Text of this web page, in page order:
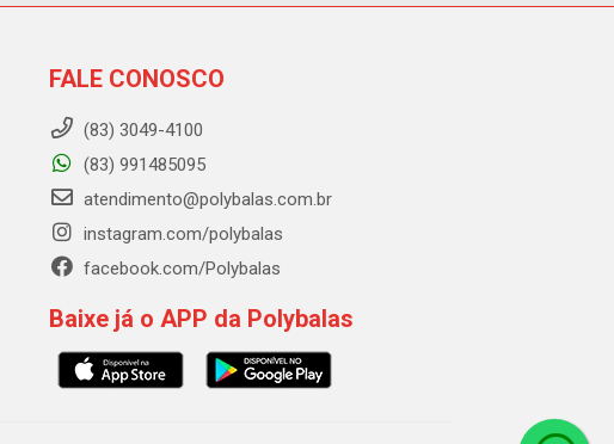
FALE CONOSCO
(83) 3049-4100
(83) 991485095
atendimento@polybalas.com.br
instagram.com/polybalas
facebook.com/Polybalas
Baixe já o APP da Polybalas